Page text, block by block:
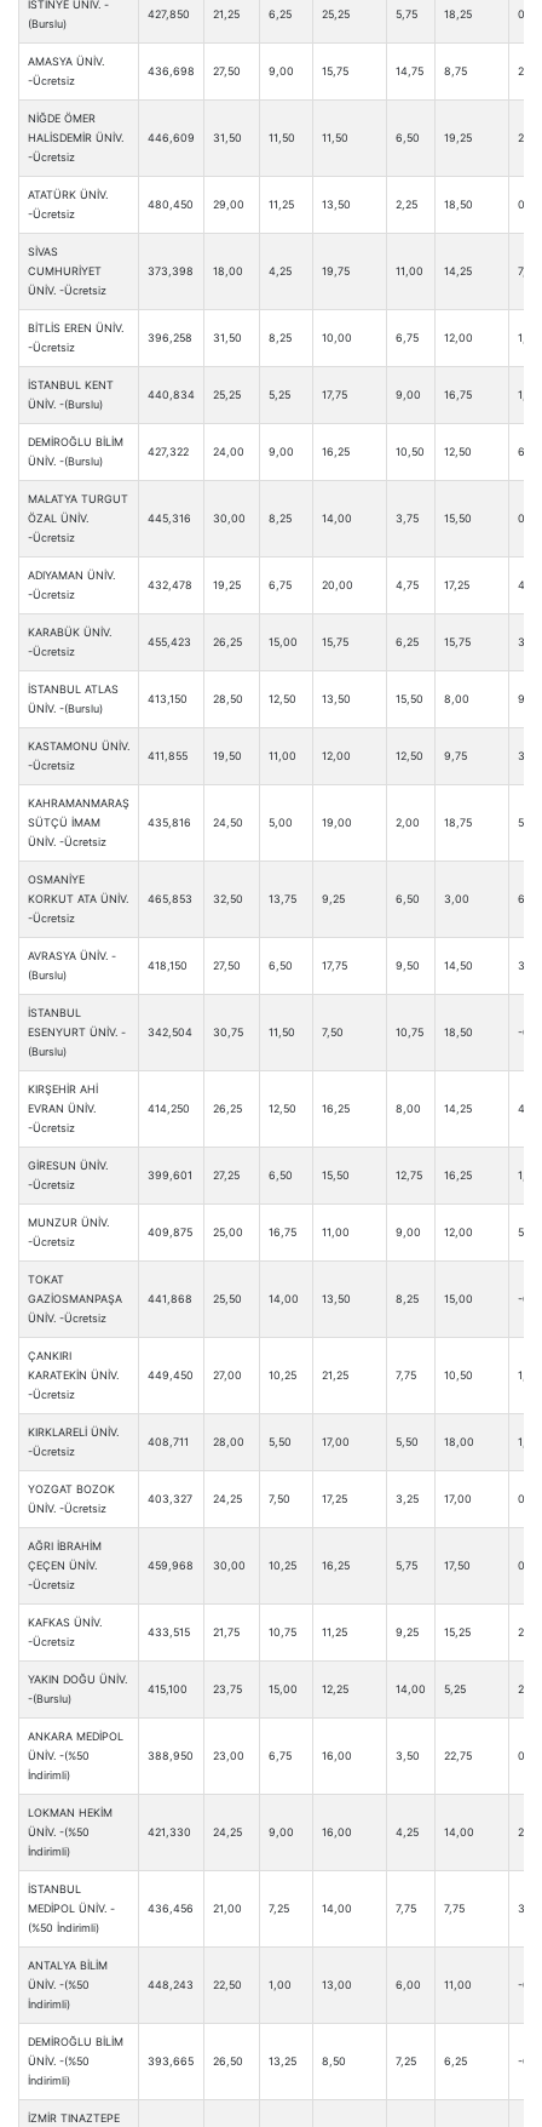
İSTİNYE ÜNİV. -
(Burslu)
427,850 21,25 6,25 25,25 5,75 18,25 0,50
AMASYA ÜNİV.
-Ücretsiz
436,698 27,50 9,00 15,75 14,75 8,75 2,25
NİĞDE ÖMER
HALİSDEMİR ÜNİV.
-Ücretsiz
446,609 31,50 11,50 11,50 6,50 19,25 2,00
ATATÜRK ÜNİV.
-Ücretsiz
480,450 29,00 11,25 13,50 2,25 18,50 0,00
SİVAS
CUMHURİYET
ÜNİV. -Ücretsiz
373,398 18,00 4,25 19,75 11,00 14,25 7,00
BİTLİS EREN ÜNİV.
-Ücretsiz
396,258 31,50 8,25 10,00 6,75 12,00 1,00
İSTANBUL KENT
ÜNİV. -(Burslu)
440,834 25,25 5,25 17,75 9,00 16,75 1,25
DEMİROĞLU BİLİM
ÜNİV. -(Burslu)
427,322 24,00 9,00 16,25 10,50 12,50 6,50
MALATYA TURGUT
ÖZAL ÜNİV.
-Ücretsiz
445,316 30,00 8,25 14,00 3,75 15,50 0,50
ADIYAMAN ÜNİV.
-Ücretsiz
432,478 19,25 6,75 20,00 4,75 17,25 4,75
KARABÜK ÜNİV.
-Ücretsiz
455,423 26,25 15,00 15,75 6,25 15,75 3,75
İSTANBUL ATLAS
ÜNİV. -(Burslu)
413,150 28,50 12,50 13,50 15,50 8,00 9,50
KASTAMONU ÜNİV.
-Ücretsiz
411,855 19,50 11,00 12,00 12,50 9,75 3,50
KAHRAMANMARAŞ
SÜTÇÜ İMAM
ÜNİV. -Ücretsiz
435,816 24,50 5,00 19,00 2,00 18,75 5,00
OSMANİYE
KORKUT ATA ÜNİV.
-Ücretsiz
465,853 32,50 13,75 9,25 6,50 3,00 6,50
AVRASYA ÜNİV. -
(Burslu)
418,150 27,50 6,50 17,75 9,50 14,50 3,75
İSTANBUL
ESENYURT ÜNİV. -
(Burslu)
342,504 30,75 11,50 7,50 10,75 18,50 -
KIRŞEHİR AHİ
EVRAN ÜNİV.
-Ücretsiz
414,250 26,25 12,50 16,25 8,00 14,25 4,75
GİRESUN ÜNİV.
-Ücretsiz
399,601 27,25 6,50 15,50 12,75 16,25 1,25
MUNZUR ÜNİV.
-Ücretsiz
409,875 25,00 16,75 11,00 9,00 12,00 5,25
TOKAT
GAZİOSMANPAŞA
ÜNİV. -Ücretsiz
441,868 25,50 14,00 13,50 8,25 15,00 -
ÇANKIRI
KARATEKİN ÜNİV.
-Ücretsiz
449,450 27,00 10,25 21,25 7,75 10,50 1,00
KIRKLARELİ ÜNİV.
-Ücretsiz
408,711 28,00 5,50 17,00 5,50 18,00 1,00
YOZGAT BOZOK
ÜNİV. -Ücretsiz
403,327 24,25 7,50 17,25 3,25 17,00 0,00
AĞRI İBRAHİM
ÇEÇEN ÜNİV.
-Ücretsiz
459,968 30,00 10,25 16,25 5,75 17,50 0,75
KAFKAS ÜNİV.
-Ücretsiz
433,515 21,75 10,75 11,25 9,25 15,25 2,75
YAKIN DOĞU ÜNİV.
-(Burslu)
415,100 23,75 15,00 12,25 14,00 5,25 2,75
ANKARA MEDİPOL
ÜNİV. -(%50
İndirimli)
388,950 23,00 6,75 16,00 3,50 22,75 0,00
LOKMAN HEKİM
ÜNİV. -(%50
İndirimli)
421,330 24,25 9,00 16,00 4,25 14,00 2,75
İSTANBUL
MEDİPOL ÜNİV. -
(%50 İndirimli)
436,456 21,00 7,25 14,00 7,75 7,75 3,25
ANTALYA BİLİM
ÜNİV. -(%50
İndirimli)
448,243 22,50 1,00 13,00 6,00 11,00 -
DEMİROĞLU BİLİM
ÜNİV. -(%50
İndirimli)
393,665 26,50 13,25 8,50 7,25 6,25 -
İZMİR TINAZTEPE